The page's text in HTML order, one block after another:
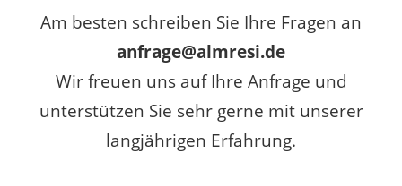
Am besten schreiben Sie Ihre Fragen an
anfrage@almresi.de
Wir freuen uns auf Ihre Anfrage und
unterstützen Sie sehr gerne mit unserer
langjährigen Erfahrung.